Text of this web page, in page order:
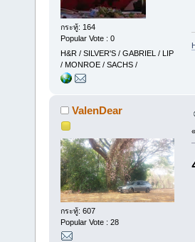
กระทู้: 164
Popular Vote : 0
H&R / SILVER'S / GABRIEL / LIP
/ MONROE / SACHS /
ValenDear
กระทู้: 607
Popular Vote : 28
«